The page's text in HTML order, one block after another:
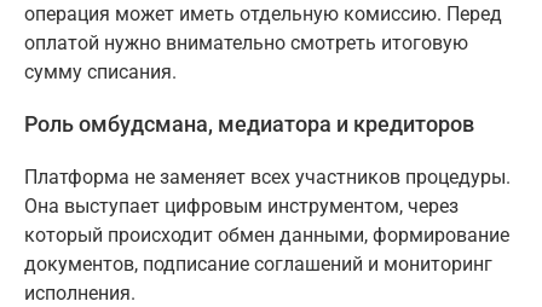
операция может иметь отдельную комиссию. Перед
оплатой нужно внимательно смотреть итоговую
сумму списания.
Роль омбудсмана, медиатора и кредиторов
Платформа не заменяет всех участников процедуры.
Она выступает цифровым инструментом, через
который происходит обмен данными, формирование
документов, подписание соглашений и мониторинг
исполнения.